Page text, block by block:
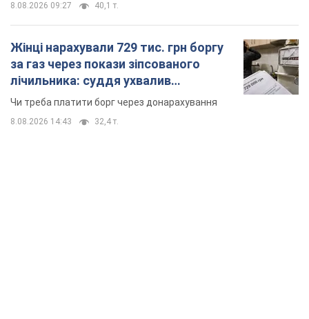
8.08.2026 09:27 40,1 т.
Жінці нарахували 729 тис. грн боргу
за газ через покази зіпсованого
лічильника: суддя ухвалив
неочікуване рішення
Чи треба платити борг через донарахування
8.08.2026 14:43 32,4 т.